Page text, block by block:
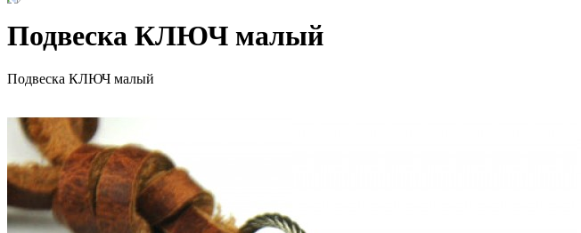
Подвеска КЛЮЧ малый
Подвеска КЛЮЧ малый